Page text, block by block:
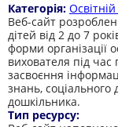
Категорія:
Веб-сайт
дітей від 2 до 7
форми організації
вихователя під
засвоєння
знань, соціального
дошкільника.
Тип ресурсу: